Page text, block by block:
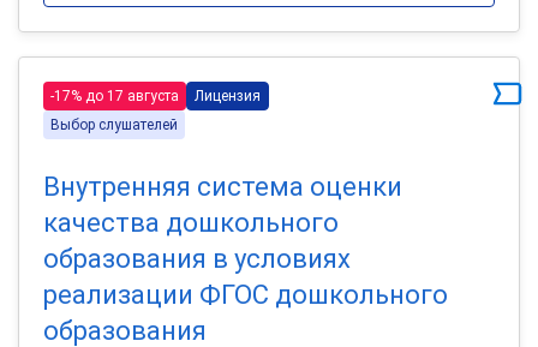
-17% до 17 августа
Лицензия
Выбор слушателей
Внутренняя система оценки
качества дошкольного
образования в условиях
реализации ФГОС дошкольного
образования